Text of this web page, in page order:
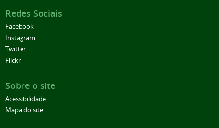
Redes Sociais
Facebook
Instagram
Twitter
Flickr
Sobre o site
Acessibilidade
Mapa do site